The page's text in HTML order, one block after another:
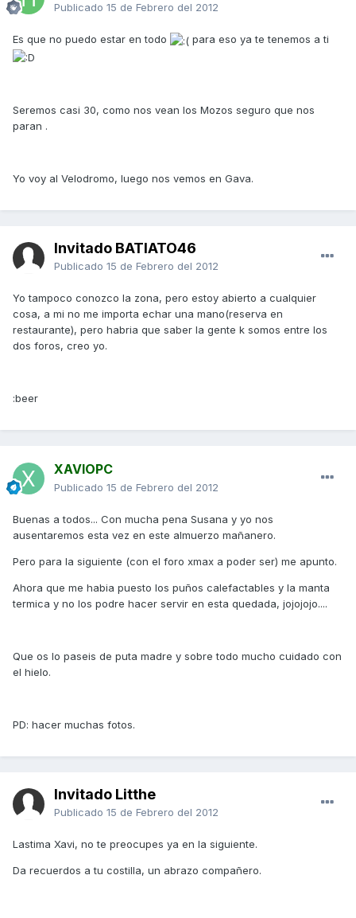
Publicado 15 de Febrero del 2012
Es que no puedo estar en todo para eso ya te tenemos a ti
Seremos casi 30, como nos vean los Mozos seguro que nos
paran .
Yo voy al Velodromo, luego nos vemos en Gava.
Invitado BATIATO46
Publicado 15 de Febrero del 2012
Yo tampoco conozco la zona, pero estoy abierto a cualquier
cosa, a mi no me importa echar una mano(reserva en
restaurante), pero habria que saber la gente k somos entre los
dos foros, creo yo.
:beer
XAVIOPC
Publicado 15 de Febrero del 2012
Buenas a todos... Con mucha pena Susana y yo nos
ausentaremos esta vez en este almuerzo mañanero.
Pero para la siguiente (con el foro xmax a poder ser) me apunto.
Ahora que me habia puesto los puños calefactables y la manta
termica y no los podre hacer servir en esta quedada, jojojojo....
Que os lo paseis de puta madre y sobre todo mucho cuidado con
el hielo.
PD: hacer muchas fotos.
Invitado Litthe
Publicado 15 de Febrero del 2012
Lastima Xavi, no te preocupes ya en la siguiente.
Da recuerdos a tu costilla, un abrazo compañero.